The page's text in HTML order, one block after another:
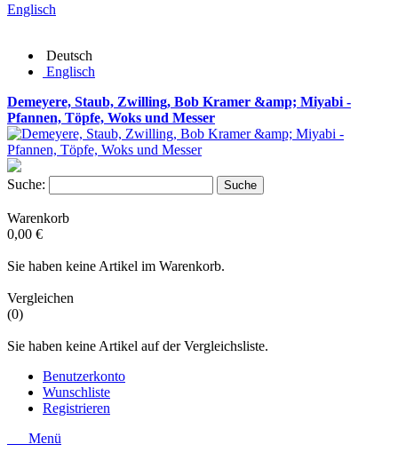
Englisch
Deutsch
Englisch
Demeyere, Staub, Zwilling, Bob Kramer &amp; Miyabi -
Pfannen, Töpfe, Woks und Messer
Suche: Suche
Warenkorb
0,00 €
Sie haben keine Artikel im Warenkorb.
Vergleichen
(0)
Sie haben keine Artikel auf der Vergleichsliste.
Benutzerkonto
Wunschliste
Registrieren
Menü